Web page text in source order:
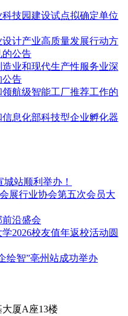
技园建设试点拟确定单位
计产业高质量发展行动方
的公告
业和现代生产性服务业深
公告
航级智能工厂推荐工作的
息化部科技型企业孵化器
城站顺利举办！
展行业协会第五次会员大
沿盛会
2026校友值年返校活动圆
绘智”亳州站成功举办
厦A座13楼